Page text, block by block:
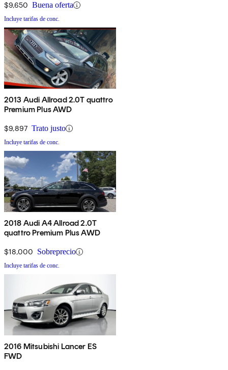
$9,650 Buena oferta
Incluye tarifas de conc.
2013 Audi Allroad 2.0T quattro
Premium Plus AWD
$9,897 Trato justo
Incluye tarifas de conc.
2018 Audi A4 Allroad 2.0T
quattro Premium Plus AWD
$18,000 Sobreprecio
Incluye tarifas de conc.
2016 Mitsubishi Lancer ES
FWD